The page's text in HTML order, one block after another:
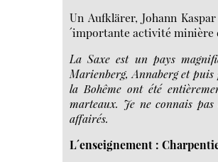
Un Aufklärer, Johann
´importante activité minière
La Saxe est un pays
Marienberg, Annaberg et
la Bohême ont été
marteaux. Je ne connais
affairés.
L´enseignement :